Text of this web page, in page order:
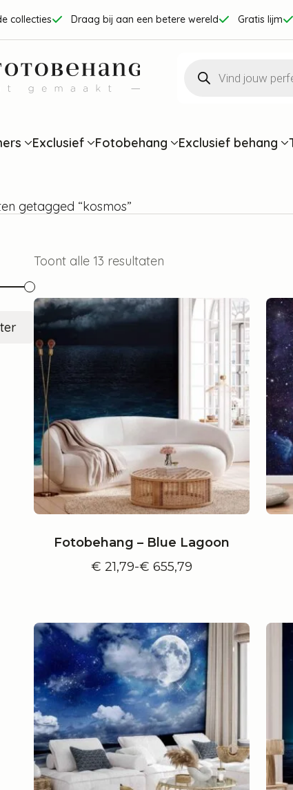
collecties Draag bij aan een betere wereld Gratis lijm
zoeken
Exclusief Fotobehang Exclusief behang
getagged “kosmos”
Min.
prijs
Max.
prijs
Toont alle 13 resultaten
Fotobehang – Blue Lagoon
€ 21,79-€ 655,79
Prijsklasse: